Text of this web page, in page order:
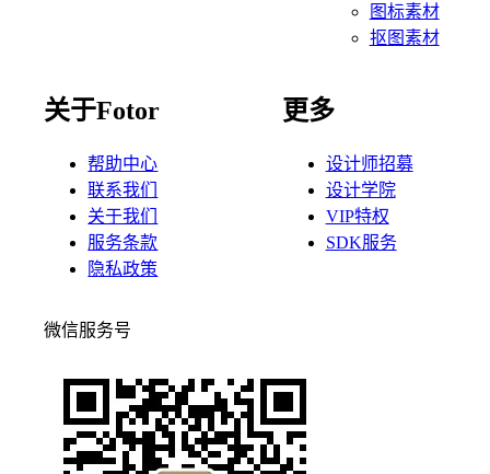
图标素材
抠图素材
关于Fotor
帮助中心
联系我们
关于我们
服务条款
隐私政策
更多
设计师招募
设计学院
VIP特权
SDK服务
微信服务号